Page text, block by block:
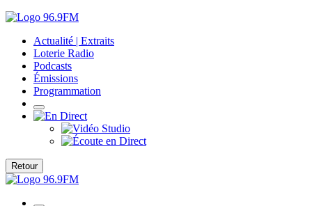
Actualité | Extraits
Loterie Radio
Podcasts
Émissions
Programmation
Retour